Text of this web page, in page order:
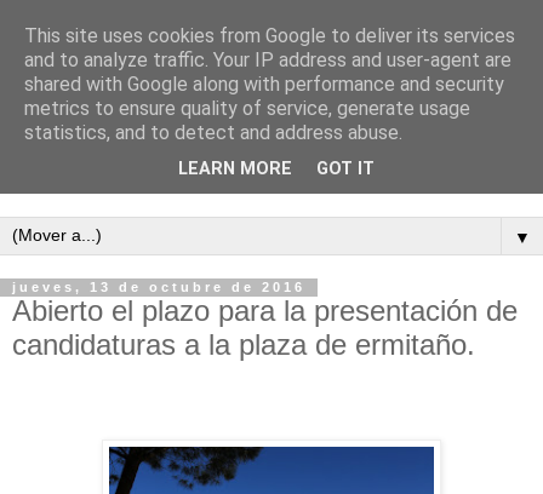
Semanario independiente de Calañas
▼
jueves, 13 de octubre de 2016
Abierto el plazo para la presentación de
candidaturas a la plaza de ermitaño.
This site uses cookies from Google to deliver its services
and to analyze traffic. Your IP address and user-agent are
shared with Google along with performance and security
metrics to ensure quality of service, generate usage
statistics, and to detect and address abuse.
LEARN MORE GOT IT